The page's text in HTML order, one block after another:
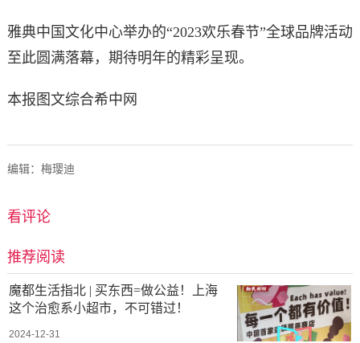
雅典中国文化中心举办的“2023欢乐春节”全球品牌活动
至此圆满落幕，期待明年的精彩呈现。
本报图文综合希中网
编辑：梅璎迪
看评论
推荐阅读
魔都生活指北 | 买东西=做公益！上海
这个治愈系小超市，不可错过！
2024-12-31